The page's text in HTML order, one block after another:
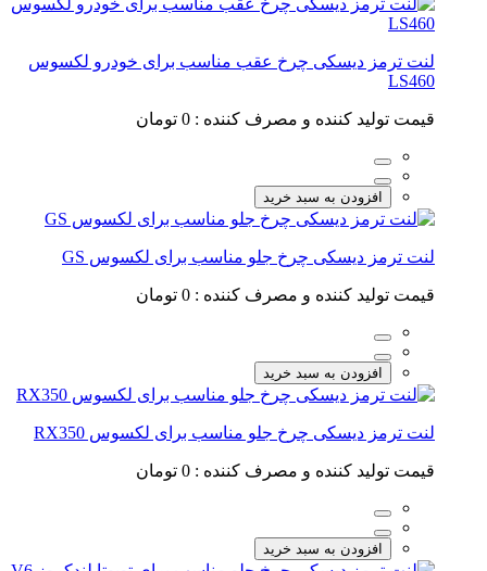
لنت ترمز دیسکی چرخ عقب مناسب برای خودرو لکسوس
LS460
قیمت تولید کننده و مصرف کننده : 0 تومان
افزودن به سبد خرید
لنت ترمز دیسکی چرخ جلو مناسب برای لکسوس GS
قیمت تولید کننده و مصرف کننده : 0 تومان
افزودن به سبد خرید
لنت ترمز دیسکی چرخ جلو مناسب برای لکسوس RX350
قیمت تولید کننده و مصرف کننده : 0 تومان
افزودن به سبد خرید